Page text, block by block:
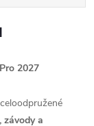
2027
závody a